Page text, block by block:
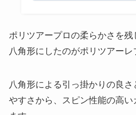
ポリツアープロの柔らかさを残
八角形にしたのがポリツアーレ
八角形による引っ掛かりの良さ
やすさから、スピン性能の高い